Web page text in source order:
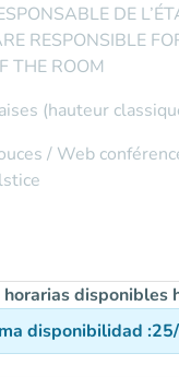
DE
RESPONSIBLE
THE ROOM
(hauteur
/ Web
disponibles
disponibilidad :